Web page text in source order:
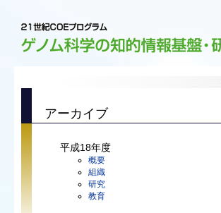
アーカイブ
平成18年度
概要
組織
研究
教育